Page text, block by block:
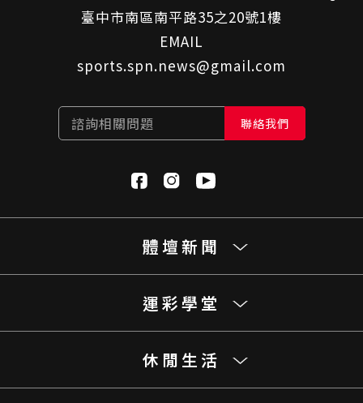
臺中市南區南平路35之20號1樓
EMAIL
sports.spn.news@gmail.com
諮詢相關問題 聯絡我們
體壇新聞
運彩學堂
休閒生活